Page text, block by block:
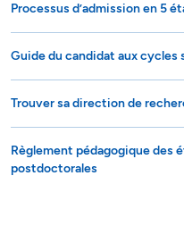
Processus d’admission en 5
Guide du candidat aux cycles
Trouver sa direction de
Règlement pédagogique des
postdoctorales